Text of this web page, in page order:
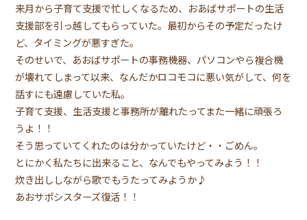
来月から子育て支援で忙しくなるため、おあばサポートの生活
支援部を引っ越してもらっていた。最初からその予定だったけ
ど、タイミングが悪すぎた。
そのせいで、あおばサポートの事務機器、パソコンやら複合機
が壊れてしまって以来、なんだかロコモコに悪い気がして、何を
話すにも遠慮していた私。
子育て支援、生活支援と事務所が離れたってまた一緒に頑張ろ
うよ！！
そう思っていてくれたのは分かっていたけど・・ごめん。
とにかく私たちに出来ること、なんでもやってみよう！！
炊き出ししながら歌でもうたってみようか♪
あおサポシスターズ復活！！